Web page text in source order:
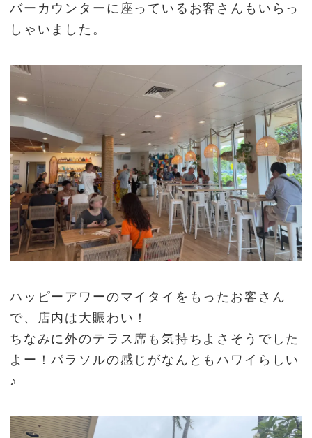
バーカウンターに座っているお客さんもいらっ
しゃいました。
ハッピーアワーのマイタイをもったお客さん
で、店内は大賑わい！
ちなみに外のテラス席も気持ちよさそうでした
よー！パラソルの感じがなんともハワイらしい
♪